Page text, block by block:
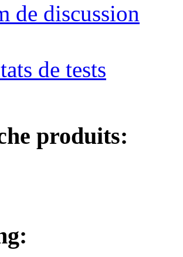
de discussion
de tests
produits: